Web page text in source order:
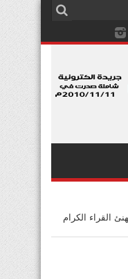
القراء الكرام